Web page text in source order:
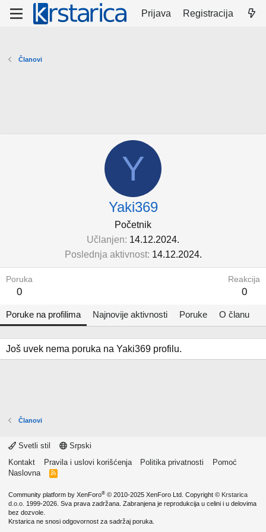
Prijava Registracija
Članovi
Y
Yaki369
Početnik
Učlanjen 14.12.2024.
Poslednja aktivnost 14.12.2024.
Poruka
0
Reakcija
0
Poruke na profilima Najnovije aktivnosti Poruke O članu
Još uvek nema poruka na Yaki369 profilu.
Članovi
Svetli stil
Srpski
Kontakt
Pravila i uslovi korišćenja Politika privatnosti
Pomoć
Naslovna
R
Community platform by XenForo® © 2010-2025 XenForo Ltd. Copyright © Krstarica
d.o.o. 1999-2026. Sva prava zadržana. Zabranjena je reprodukcija u celini i u delovima
bez dozvole.
Krstarica ne snosi odgovornost za sadržaj poruka.